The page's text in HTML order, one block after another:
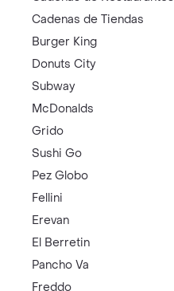
Cadenas de Tiendas
Burger King
Donuts City
Subway
McDonalds
Grido
Sushi Go
Pez Globo
Fellini
Erevan
El Berretin
Pancho Va
Freddo